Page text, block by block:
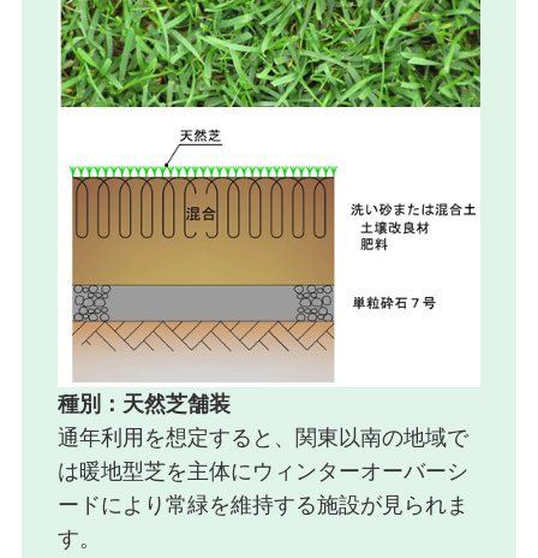
種別：天然芝舗装
通年利用を想定すると、関東以南の地域で
は暖地型芝を主体にウィンターオーバーシ
ードにより常緑を維持する施設が見られま
す。